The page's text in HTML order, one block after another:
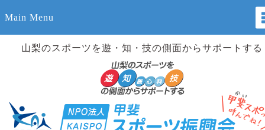
Main Menu
山梨のスポーツを遊・知・技の側面からサポートする